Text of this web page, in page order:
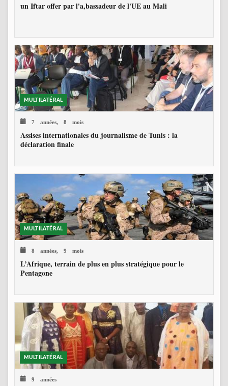
un Iftar offer par l'a,bassadeur de l'UE au Mali
MULTILATÉRAL
7 années, 8 mois
Assises internationales du journalisme de Tunis : la
déclaration finale
MULTILATÉRAL
8 années, 9 mois
L’Afrique, terrain de plus en plus stratégique pour le
Pentagone
MULTILATÉRAL
9 années